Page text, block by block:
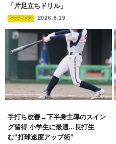
「片足立ちドリル」
バッティング 2026.6.19
手打ち改善→下半身主導のスイン
グ習得 小学生に最適...長打生
む“打球速度アップ術”